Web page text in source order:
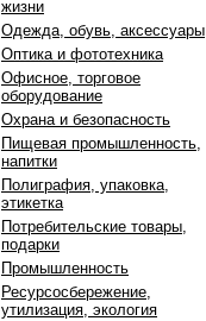
жизни
Одежда, обувь, аксессуары
Оптика и фототехника
Офисное, торговое
оборудование
Охрана и безопасность
Пищевая промышленность,
напитки
Полиграфия, упаковка,
этикетка
Потребительские товары,
подарки
Промышленность
Ресурсосбережение,
утилизация, экология